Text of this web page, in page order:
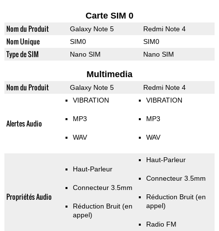
Carte SIM 0
Nom du Produit Galaxy Note 5 Redmi Note 4
Nom Unique SIM0 SIM0
Type de SIM Nano SIM Nano SIM
Multimedia
Nom du Produit Galaxy Note 5 Redmi Note 4
Alertes Audio
VIBRATION
MP3
WAV
VIBRATION
MP3
WAV
Propriétés Audio
Haut-Parleur
Connecteur 3.5mm
Réduction Bruit (en
appel)
Haut-Parleur
Connecteur 3.5mm
Réduction Bruit (en
appel)
Radio FM